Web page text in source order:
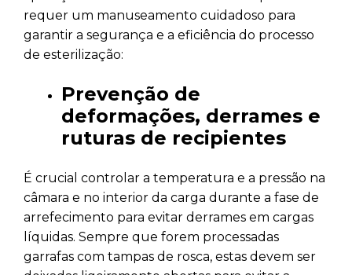
requer um manuseamento cuidadoso para
garantir a segurança e a eficiência do processo
de esterilização:
Prevenção de
deformações, derrames e
ruturas de recipientes
É crucial controlar a temperatura e a pressão na
câmara e no interior da carga durante a fase de
arrefecimento para evitar derrames em cargas
líquidas. Sempre que forem processadas
garrafas com tampas de rosca, estas devem ser